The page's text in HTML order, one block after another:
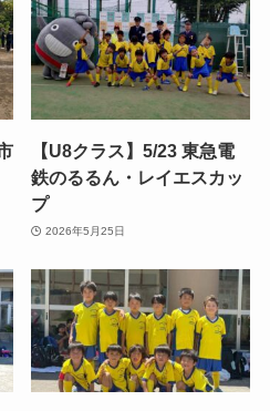
【U8クラス】5/23 東急電
鉄のるるん・レイエスカッ
プ
2026年5月25日